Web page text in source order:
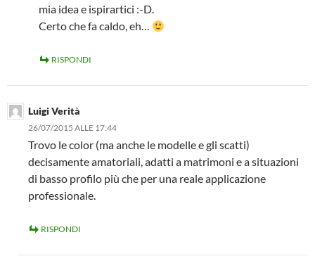
mia idea e ispirartici :-D.
Certo che fa caldo, eh…
RISPONDI
Luigi Verità
26/07/2015 ALLE 17:44
Trovo le color (ma anche le modelle e gli scatti)
decisamente amatoriali, adatti a matrimoni e a situazioni
di basso profilo più che per una reale applicazione
professionale.
RISPONDI